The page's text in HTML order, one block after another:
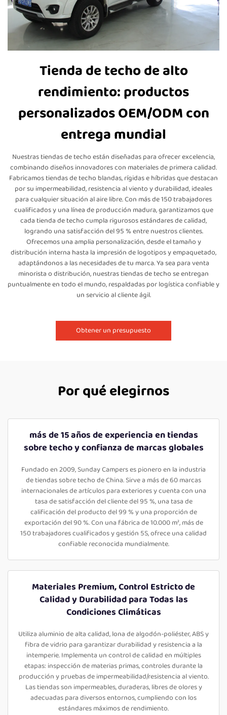
Tienda de techo de alto
rendimiento: productos
personalizados OEM/ODM con
entrega mundial
Nuestras tiendas de techo están diseñadas para ofrecer excelencia,
combinando diseños innovadores con materiales de primera calidad.
Fabricamos tiendas de techo blandas, rígidas e híbridas que destacan
por su impermeabilidad, resistencia al viento y durabilidad, ideales
para cualquier situación al aire libre. Con más de 150 trabajadores
cualificados y una línea de producción madura, garantizamos que
cada tienda de techo cumpla rigurosos estándares de calidad,
logrando una satisfacción del 95 % entre nuestros clientes.
Ofrecemos una amplia personalización, desde el tamaño y
distribución interna hasta la impresión de logotipos y empaquetado,
adaptándonos a las necesidades de tu marca. Ya sea para venta
minorista o distribución, nuestras tiendas de techo se entregan
puntualmente en todo el mundo, respaldadas por logística confiable y
un servicio al cliente ágil.
Obtener un presupuesto
Por qué elegirnos
más de 15 años de experiencia en tiendas
sobre techo y confianza de marcas globales
Fundado en 2009, Sunday Campers es pionero en la industria
de tiendas sobre techo de China. Sirve a más de 60 marcas
internacionales de artículos para exteriores y cuenta con una
tasa de satisfacción del cliente del 95 %, una tasa de
calificación del producto del 99 % y una proporción de
exportación del 90 %. Con una fábrica de 10.000 m², más de
150 trabajadores cualificados y gestión 5S, ofrece una calidad
confiable reconocida mundialmente.
Materiales Premium, Control Estricto de
Calidad y Durabilidad para Todas las
Condiciones Climáticas
Utiliza aluminio de alta calidad, lona de algodón-poliéster, ABS y
fibra de vidrio para garantizar durabilidad y resistencia a la
intemperie. Implementa un control de calidad en múltiples
etapas: inspección de materias primas, controles durante la
producción y pruebas de impermeabilidad/resistencia al viento.
Las tiendas son impermeables, duraderas, libres de olores y
adecuadas para diversos entornos, cumpliendo con los
estándares máximos de rendimiento.